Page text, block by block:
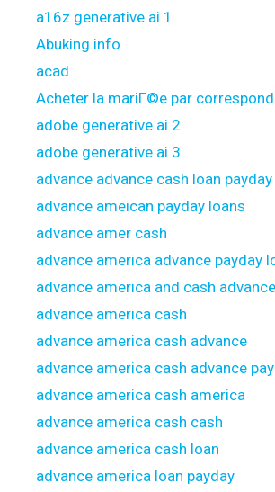
a16z generative ai 1
Abuking.info
acad
Acheter la mariГ©e par
adobe generative ai 2
adobe generative ai 3
advance advance cash loan payday
advance ameican payday loans
advance amer cash
advance america advance payday
advance america and cash advance
advance america cash
advance america cash advance
advance america cash advance
advance america cash america
advance america cash cash
advance america cash loan
advance america loan payday